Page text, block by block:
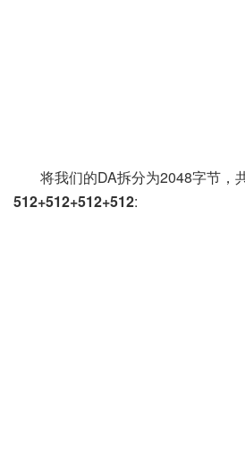
将我们的DA拆分为2048字节，
512+512+512+512: